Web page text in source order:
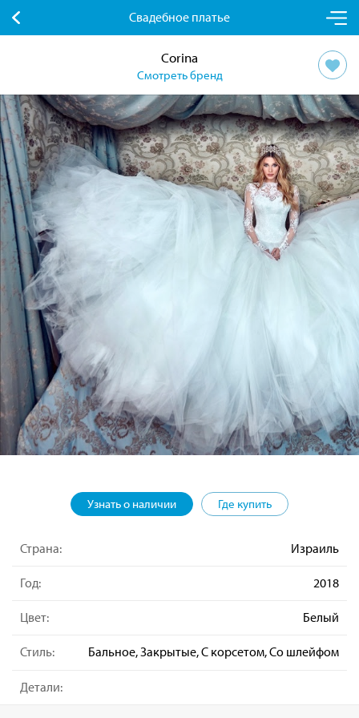
Свадебное платье
Corina
Смотреть бренд
Узнать о наличии Где купить
Страна: Израиль
Год: 2018
Цвет: Белый
Стиль: Бальное, Закрытые, С корсетом, Со шлейфом
Детали: